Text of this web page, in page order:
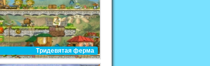
Тридевятая ферма